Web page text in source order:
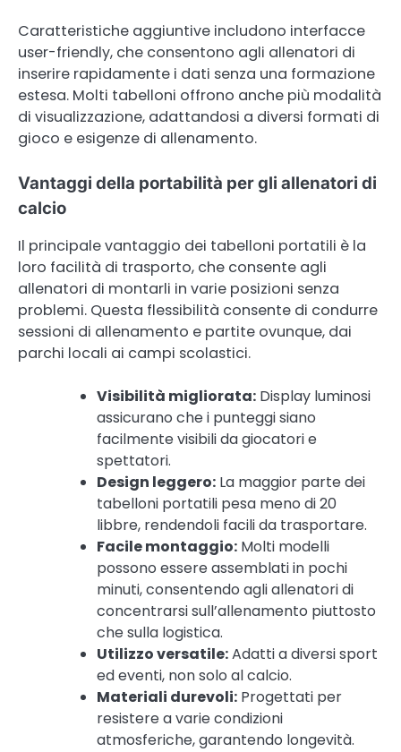
Caratteristiche aggiuntive includono interfacce
user-friendly, che consentono agli allenatori di
inserire rapidamente i dati senza una formazione
estesa. Molti tabelloni offrono anche più modalità
di visualizzazione, adattandosi a diversi formati di
gioco e esigenze di allenamento.
Vantaggi della portabilità per gli allenatori di
calcio
Il principale vantaggio dei tabelloni portatili è la
loro facilità di trasporto, che consente agli
allenatori di montarli in varie posizioni senza
problemi. Questa flessibilità consente di condurre
sessioni di allenamento e partite ovunque, dai
parchi locali ai campi scolastici.
Visibilità migliorata: Display luminosi
assicurano che i punteggi siano
facilmente visibili da giocatori e
spettatori.
Design leggero: La maggior parte dei
tabelloni portatili pesa meno di 20
libbre, rendendoli facili da trasportare.
Facile montaggio: Molti modelli
possono essere assemblati in pochi
minuti, consentendo agli allenatori di
concentrarsi sull’allenamento piuttosto
che sulla logistica.
Utilizzo versatile:Adatti a diversi sport
ed eventi, non solo al calcio.
Materiali durevoli: Progettati per
resistere a varie condizioni
atmosferiche, garantendo longevità.